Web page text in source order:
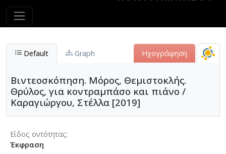
Default Graph Ηχογράφηση
Βιντεοσκόπηση. Μόρος, Θεμιστοκλής.
Θρύλος, για κοντραμπάσο και πιάνο /
Καραγιώργου, Στέλλα [2019]
Είδος οντότητας
Έκφραση